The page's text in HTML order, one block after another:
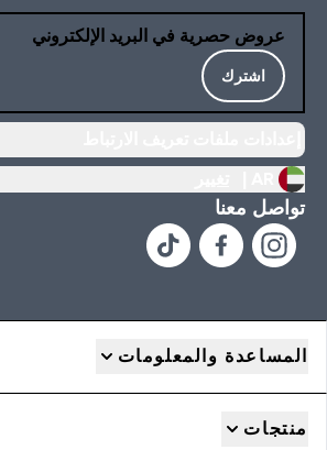
عروض حصرية في البريد الإلكتروني
اشترك
تواصل معنا
المساعدة والمعلومات
منتجات